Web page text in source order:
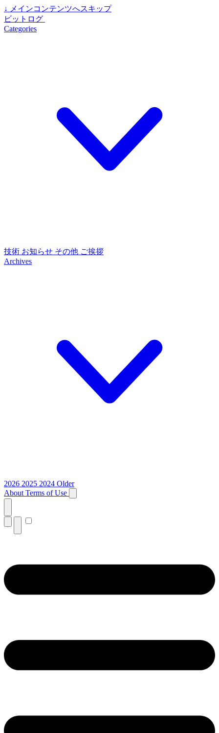
↓ メインコンテンツへスキップ
ビットログ
Categories
技術 お知らせ その他 ご挨拶
Archives
2026 2025 2024 Older
About Terms of Use